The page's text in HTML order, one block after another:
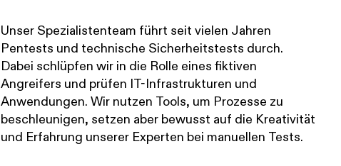
Unser Spezialistenteam führt seit vielen Jahren
Pentests und technische Sicherheitstests durch.
Dabei schlüpfen wir in die Rolle eines fiktiven
Angreifers und prüfen IT-Infrastrukturen und
Anwendungen. Wir nutzen Tools, um Prozesse zu
beschleunigen, setzen aber bewusst auf die Kreativität
und Erfahrung unserer Experten bei manuellen Tests.